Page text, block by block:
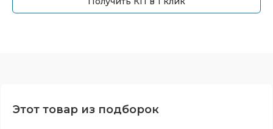
Этот товар из подборок